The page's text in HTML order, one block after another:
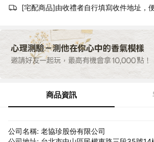
[宅配商品]由收禮者自行填寫收件地址，
商品資訊
公司名稱: 老協珍股份有限公司